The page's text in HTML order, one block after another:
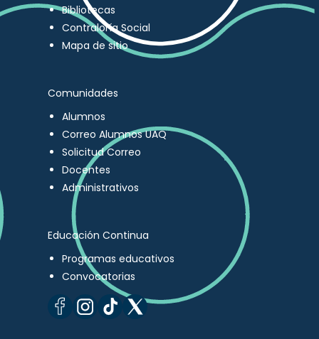
Bibliotecas
Contraloría Social
Mapa de sitio
Comunidades
Alumnos
Correo Alumnos UAQ
Solicitud Correo
Docentes
Administrativos
Educación Continua
Programas educativos
Convocatorias